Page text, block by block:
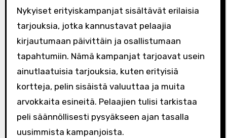
Nykyiset erityiskampanjat sisältävät erilaisia
tarjouksia, jotka kannustavat pelaajia
kirjautumaan päivittäin ja osallistumaan
tapahtumiin. Nämä kampanjat tarjoavat usein
ainutlaatuisia tarjouksia, kuten erityisiä
kortteja, pelin sisäistä valuuttaa ja muita
arvokkaita esineitä. Pelaajien tulisi tarkistaa
peli säännöllisesti pysyäkseen ajan tasalla
uusimmista kampanjoista.